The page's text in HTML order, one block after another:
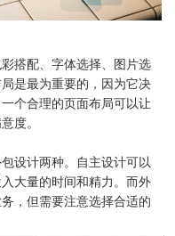
搭配、字体选择、图片选
是最为重要的，因为它决
个合理的页面布局可以让
度。
设计两种。自主设计可以
大量的时间和精力。而外
，但需要注意选择合适的